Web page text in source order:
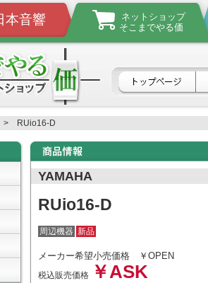
本音響
ネットショップ
そこまでやる価
> RUio16-D
YAMAHA
RUio16-D
周辺機器 新品
メーカー希望小売価格 ￥OPEN
税込販売価格 ￥ASK